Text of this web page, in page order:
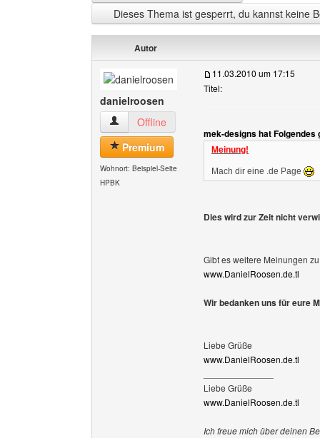
Dieses Thema ist gesperrt, du kannst keine
Autor
danielroosen
danielroosen Benutzer-Profile anzeigen
Offline
Premium
Wohnort: Beispiel-Seite
HPBK
11.03.2010 um 17:15
Titel:
mek-designs hat Folgendes
Meinung!
Mach dir eine .de Page
Dies wird zur Zeit nicht
Gibt es weitere Meinungen
www.DanielRoosen.de.tl
Wir bedanken uns für eure
Liebe Grüße
www.DanielRoosen.de.tl
Liebe Grüße
www.DanielRoosen.de.tl
Ich freue mich über deinen